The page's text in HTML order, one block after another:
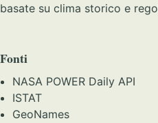
basate su clima storico e
Fonti
NASA POWER Daily API
ISTAT
GeoNames